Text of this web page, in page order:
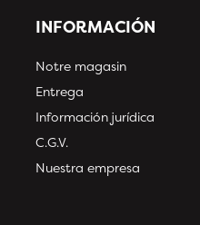
INFORMACIÓN
Notre magasin
Entrega
Información jurídica
C.G.V.
Nuestra empresa